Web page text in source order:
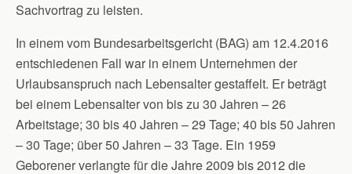
Sachvortrag zu leisten.
In einem vom Bundesarbeitsgericht (BAG) am 12.4.2016
entschiedenen Fall war in einem Unternehmen der
Urlaubsanspruch nach Lebensalter gestaffelt. Er beträgt
bei einem Lebensalter von bis zu 30 Jahren – 26
Arbeitstage; 30 bis 40 Jahren – 29 Tage; 40 bis 50 Jahren
– 30 Tage; über 50 Jahren – 33 Tage. Ein 1959
Geborener verlangte für die Jahre 2009 bis 2012 die